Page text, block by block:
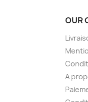
OUR
A